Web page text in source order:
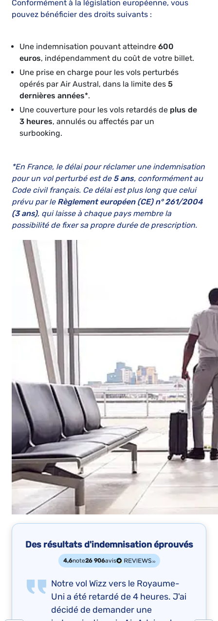
Conformément à la législation européenne, vous
pouvez bénéficier des droits suivants :
Une indemnisation pouvant atteindre 600
euros, indépendamment du coût de votre billet.
Une prise en charge pour les vols perturbés
opérés par Air Austral, dans la limite des 5
dernières années*.
Une couverture pour les vols retardés de plus de
3 heures, annulés ou affectés par un
surbooking.
*En France, le délai pour réclamer une indemnisation
pour un vol perturbé est de 5 ans, conformément au
Code civil français. Ce délai est plus long que celui
prévu par le Règlement européen (CE) n° 261/2004
(3 ans), qui laisse à chaque pays membre la
possibilité de fixer sa propre durée de prescription.
Des résultats d'indemnisation éprouvés
4,6note26 906avis
Notre vol Wizz vers le Royaume-
Uni a été retardé de 4 heures. J'ai
décidé de demander une